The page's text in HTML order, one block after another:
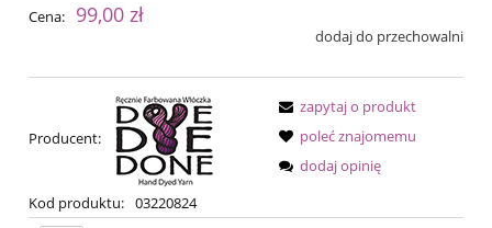
Cena: 99,00 zł
dodaj do przechowalni
Producent:
Kod produktu: 03220824
zapytaj o produkt
poleć znajomemu
dodaj opinię